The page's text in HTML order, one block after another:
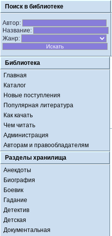
Поиск в библиотеке
Автор:
Название:
Жанр:
Библиотека
Главная
Каталог
Новые поступления
Популярная литература
Как качать
Чем читать
Администрация
Авторам и правообладателям
Разделы хранилища
Анекдоты
Биография
Боевик
Гадание
Детектив
Детская
Документальная